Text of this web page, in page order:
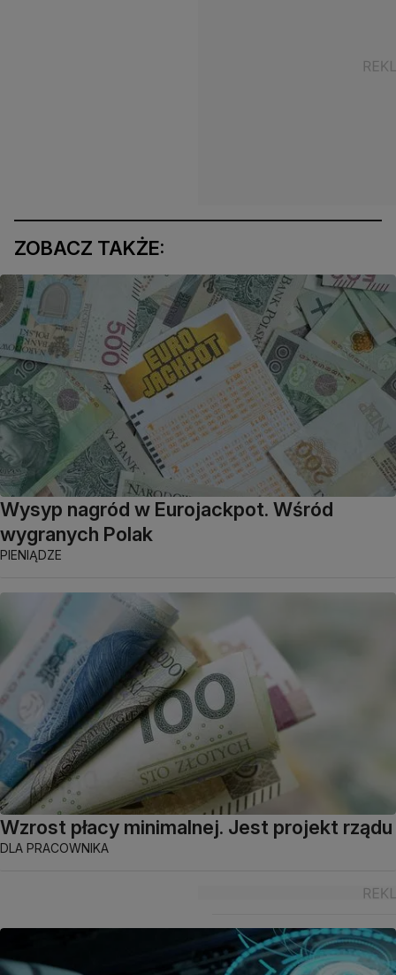
ZOBACZ TAKŻE:
Wysyp nagród w Eurojackpot. Wśród
wygranych Polak
PIENIĄDZE
Wzrost płacy minimalnej. Jest projekt rządu
DLA PRACOWNIKA